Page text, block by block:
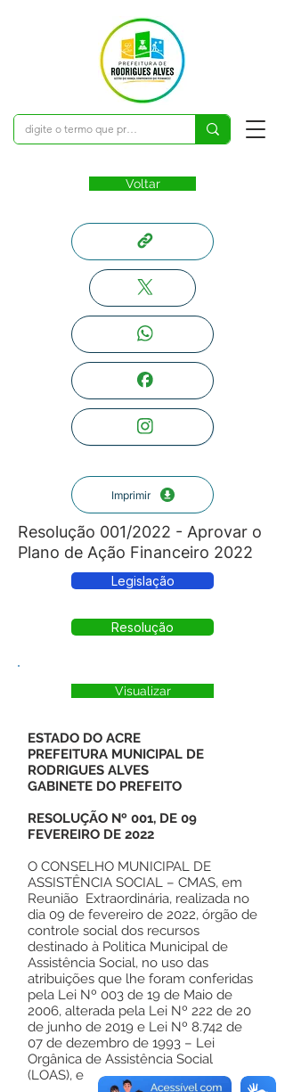
Voltar
Imprimir
Resolução 001/2022 - Aprovar o
Plano de Ação Financeiro 2022
Legislação
Resolução
Visualizar
ESTADO DO ACRE
PREFEITURA MUNICIPAL DE
RODRIGUES ALVES
GABINETE DO PREFEITO
RESOLUÇÃO Nº 001, DE 09
FEVEREIRO DE 2022
O CONSELHO MUNICIPAL DE
ASSISTÊNCIA SOCIAL – CMAS, em
Reunião Extraordinária, realizada no
dia 09 de fevereiro de 2022, órgão de
controle social dos recursos
destinado à Politica Municipal de
Assistência Social, no uso das
atribuições que lhe foram conferidas
pela Lei Nº 003 de 19 de Maio de
2006, alterada pela Lei Nº 222 de 20
de junho de 2019 e Lei Nº 8.742 de
07 de dezembro de 1993 – Lei
Orgânica de Assistência Social
(LOAS), e